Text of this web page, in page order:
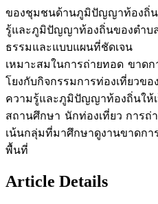
ของชุมชนด้านภูมิปัญญาท้องถิ่น
รู้และภูมิปัญญาท้องถิ่นของตำบ
ธรรมและแบบแผนที่ชัดเจน
เหมาะสมในการถ่ายทอด ขาด
โยงกับกิจกรรมการท่องเที่ยวข
ความรู้และภูมิปัญญาท้องถิ่นให้
สถานศึกษา นักท่องเที่ยว การ
เน้นกลุ่มที่มาศึกษาดูงานขาดกา
พื้นที่
Article Details